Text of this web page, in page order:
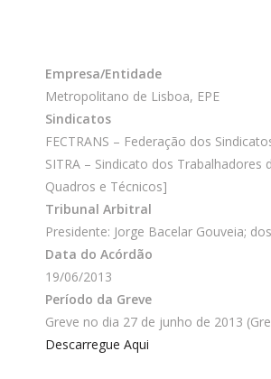
Empresa/Entidade
Metropolitano de Lisboa, EPE
Sindicatos
FECTRANS – Federação dos
SITRA – Sindicato dos Trabalhadores
Quadros e Técnicos]
Tribunal Arbitral
Presidente: Jorge Bacelar Gouveia;
Data do Acórdão
19/06/2013
Período da Greve
Greve no dia 27 de junho de 2013
Descarregue Aqui